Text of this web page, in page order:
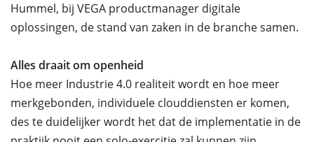
Hummel, bij VEGA productmanager digitale
oplossingen, de stand van zaken in de branche samen.
Alles draait om openheid
Hoe meer Industrie 4.0 realiteit wordt en hoe meer
merkgebonden, individuele clouddiensten er komen,
des te duidelijker wordt het dat de implementatie in de